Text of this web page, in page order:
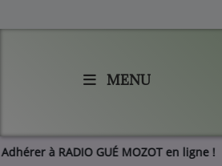
MENU
Adhérer à RADIO GUÉ MOZOT
Agenda